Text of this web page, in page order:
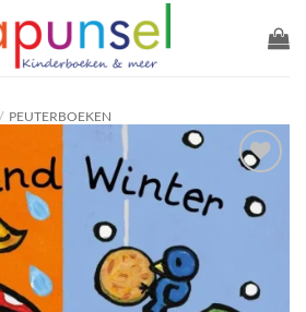
/ PEUTERBOEKEN